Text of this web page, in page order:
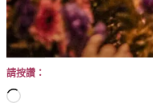
請按讚：
正